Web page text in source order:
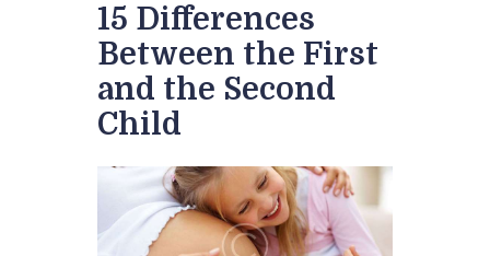
15 Differences
Between the First
and the Second
Child